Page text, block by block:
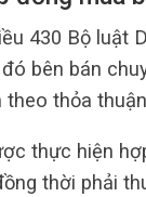
430 Bộ luật
bên bán
theo thỏa
thực hiện
thời phải